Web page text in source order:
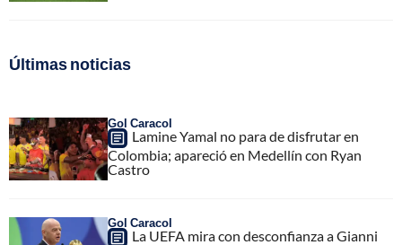
Últimas noticias
Gol Caracol
Lamine Yamal no para de disfrutar en
Colombia; apareció en Medellín con Ryan
Castro
Gol Caracol
La UEFA mira con desconfianza a Gianni